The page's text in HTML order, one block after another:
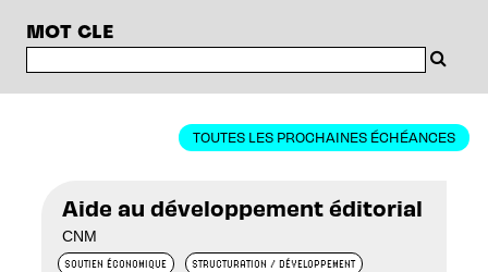
MOT CLE
TOUTES LES PROCHAINES ÉCHÉANCES
Aide au développement éditorial
CNM
SOUTIEN ÉCONOMIQUE STRUCTURATION / DÉVELOPPEMENT